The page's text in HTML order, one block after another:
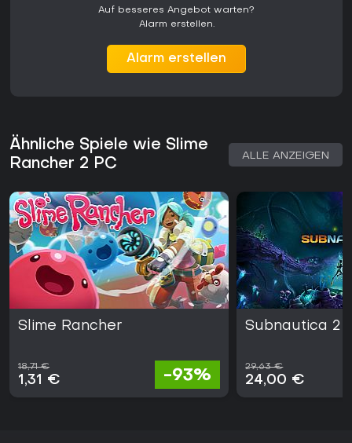
Auf besseres Angebot warten?
Alarm erstellen.
Alarm erstellen
Ähnliche Spiele wie Slime
Rancher 2 PC
ALLE ANZEIGEN
Slime Rancher
18,71 €
1,31 € -93%
Subnautica 2
29,63 €
24,00 €